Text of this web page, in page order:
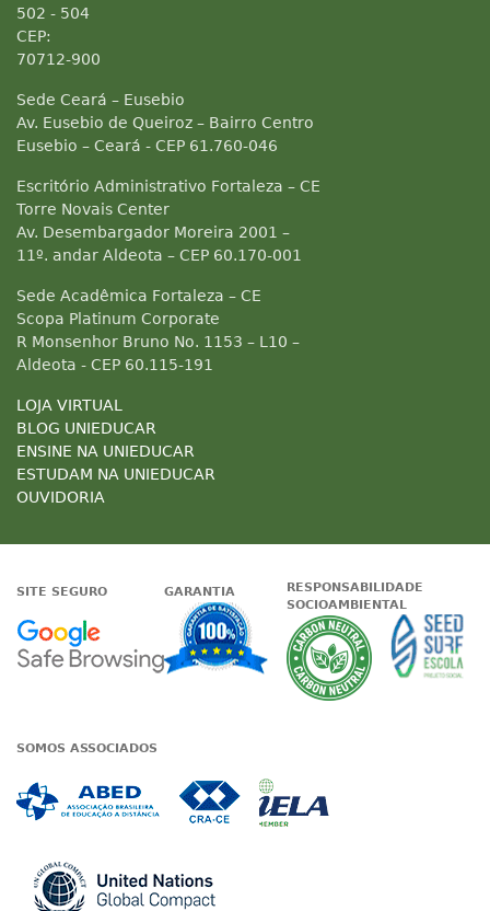
502 - 504
CEP:
70712-900
Sede Ceará – Eusebio
Av. Eusebio de Queiroz – Bairro Centro
Eusebio – Ceará - CEP 61.760-046
Escritório Administrativo Fortaleza – CE
Torre Novais Center
Av. Desembargador Moreira 2001 –
11º. andar Aldeota – CEP 60.170-001
Sede Acadêmica Fortaleza – CE
Scopa Platinum Corporate
R Monsenhor Bruno No. 1153 – L10 –
Aldeota - CEP 60.115-191
LOJA VIRTUAL
BLOG UNIEDUCAR
ENSINE NA UNIEDUCAR
ESTUDAM NA UNIEDUCAR
OUVIDORIA
SITE SEGURO
Google - Status do site no
GARANTIA
Garantia de
RESPONSABILIDADE
SOCIOAMBIENTAL
A
SOMOS ASSOCIADOS